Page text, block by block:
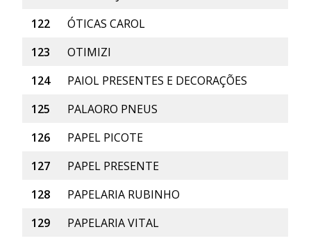
122
ÓTICAS CAROL
123
OTIMIZI
124
PAIOL PRESENTES E DECORAÇÕES
125
PALAORO PNEUS
126
PAPEL PICOTE
127
PAPEL PRESENTE
128
PAPELARIA RUBINHO
129
PAPELARIA VITAL